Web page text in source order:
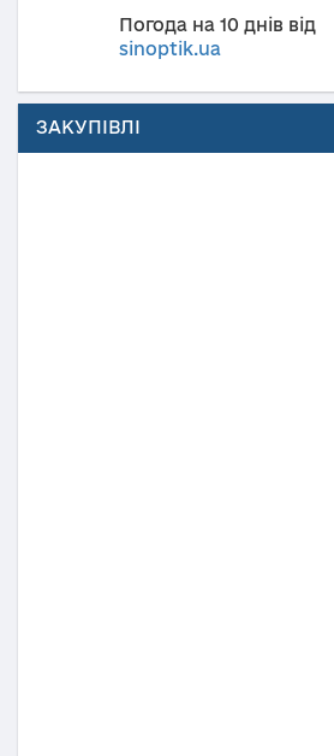
Погода на 10 днів від
sinoptik.ua
ЗАКУПІВЛІ